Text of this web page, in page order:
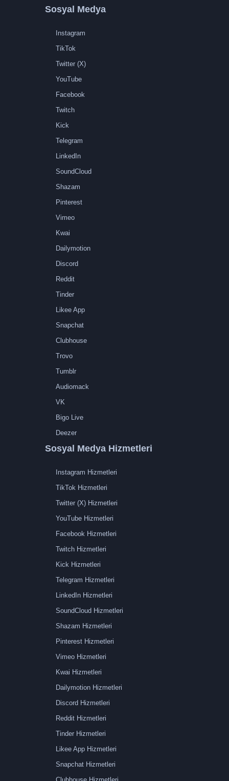
Sosyal Medya
Instagram
TikTok
Twitter (X)
YouTube
Facebook
Twitch
Kick
Telegram
LinkedIn
SoundCloud
Shazam
Pinterest
Vimeo
Kwai
Dailymotion
Discord
Reddit
Tinder
Likee App
Snapchat
Clubhouse
Trovo
Tumblr
Audiomack
VK
Bigo Live
Deezer
Sosyal Medya Hizmetleri
Instagram Hizmetleri
TikTok Hizmetleri
Twitter (X) Hizmetleri
YouTube Hizmetleri
Facebook Hizmetleri
Twitch Hizmetleri
Kick Hizmetleri
Telegram Hizmetleri
LinkedIn Hizmetleri
SoundCloud Hizmetleri
Shazam Hizmetleri
Pinterest Hizmetleri
Vimeo Hizmetleri
Kwai Hizmetleri
Dailymotion Hizmetleri
Discord Hizmetleri
Reddit Hizmetleri
Tinder Hizmetleri
Likee App Hizmetleri
Snapchat Hizmetleri